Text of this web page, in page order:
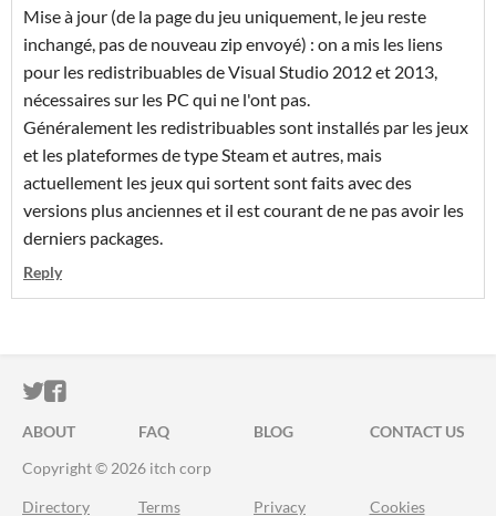
Mise à jour (de la page du jeu uniquement, le jeu reste
inchangé, pas de nouveau zip envoyé) : on a mis les liens
pour les redistribuables de Visual Studio 2012 et 2013,
nécessaires sur les PC qui ne l'ont pas.
Généralement les redistribuables sont installés par les jeux
et les plateformes de type Steam et autres, mais
actuellement les jeux qui sortent sont faits avec des
versions plus anciennes et il est courant de ne pas avoir les
derniers packages.
Reply
ITCH.IO ON TWITTER
ITCH.IO ON FACEBOOK
ABOUT FAQ BLOG
CONTACT US
Copyright © 2026 itch corp
Directory Terms Privacy Cookies